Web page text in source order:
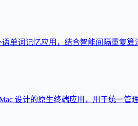
单词记忆应用，结合智能间隔重复算
设计的原生终端应用，用于统一管